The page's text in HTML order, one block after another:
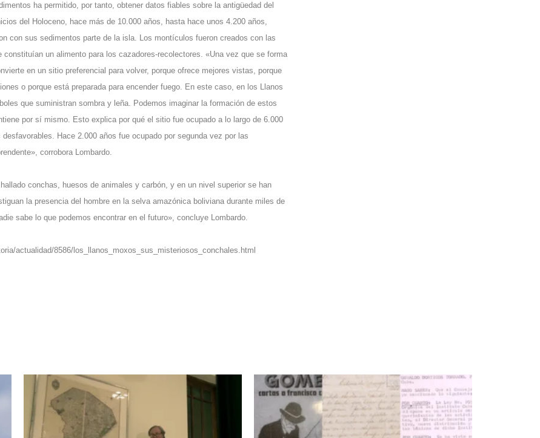
ha permitido, por tanto, obtener datos fiables sobre la antigüedad del
del Holoceno, hace más de 10.000 años, hasta hace unos 4.200 años,
con sus sedimentos parte de la isla. Los montículos fueron creados con las
un alimento para los cazadores-recolectores. «Una vez que se forma
en un sitio preferencial para volver, porque ofrece mejores vistas, porque
o porque está preparada para encender fuego. En este caso, en los Llanos
que suministran sombra y leña. Podemos imaginar la formación de estos
por sí mismo. Esto explica por qué el sitio fue ocupado a lo largo de 6.000
Hace 2.000 años fue ocupado por segunda vez por las
corrobora Lombardo.
conchas, huesos de animales y carbón, y en un nivel superior se han
la presencia del hombre en la selva amazónica boliviana durante miles de
sabe lo que podemos encontrar en el futuro», concluye Lombardo.
actualidad/8586/los_llanos_moxos_sus_misteriosos_conchales.html